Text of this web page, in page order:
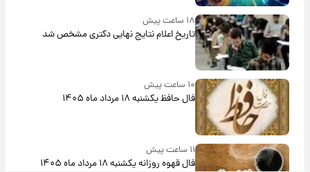
۱۸ ساعت پیش
تاریخ اعلام نتایج نهایی دکتری مشخص شد
۱۰ ساعت پیش
فال حافظ یکشنبه ۱۸ مرداد ماه ۱۴۰۵
۱۱ ساعت پیش
فال قهوه روزانه یکشنبه ۱۸ مرداد ماه ۱۴۰۵